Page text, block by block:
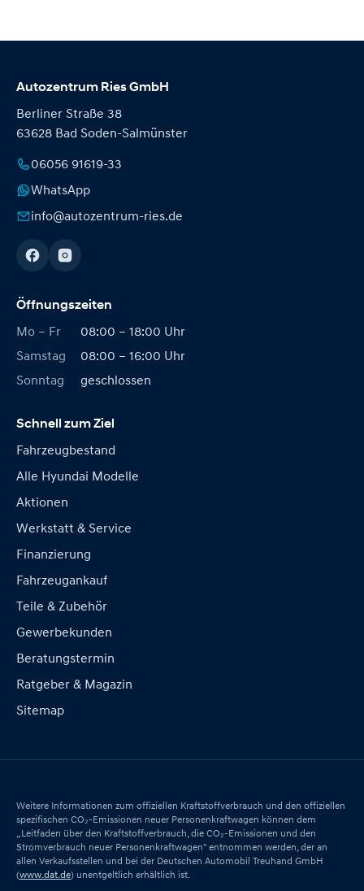
Autozentrum Ries GmbH
Berliner Straße 38
63628 Bad Soden-Salmünster
06056 91619-33
WhatsApp
info@autozentrum-ries.de
Öffnungszeiten
Mo – Fr
08:00 – 18:00 Uhr
Samstag
08:00 – 16:00 Uhr
Sonntag
geschlossen
Schnell zum Ziel
Fahrzeugbestand
Alle Hyundai Modelle
Aktionen
Werkstatt & Service
Finanzierung
Fahrzeugankauf
Teile & Zubehör
Gewerbekunden
Beratungstermin
Ratgeber & Magazin
Sitemap
Weitere Informationen zum offiziellen Kraftstoffverbrauch und den offiziellen
spezifischen CO₂-Emissionen neuer Personenkraftwagen können dem
„Leitfaden über den Kraftstoffverbrauch, die CO₂-Emissionen und den
Stromverbrauch neuer Personenkraftwagen" entnommen werden, der an
allen Verkaufsstellen und bei der Deutschen Automobil Treuhand GmbH
(www.dat.de) unentgeltlich erhältlich ist.